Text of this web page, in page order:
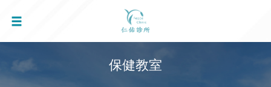
保健教室